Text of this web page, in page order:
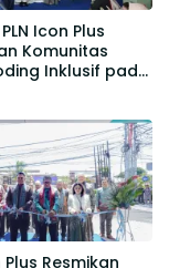
Icon Plus
Komunitas
Inklusif pada
Plus Resmikan